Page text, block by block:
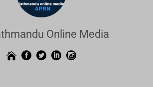
Online Media